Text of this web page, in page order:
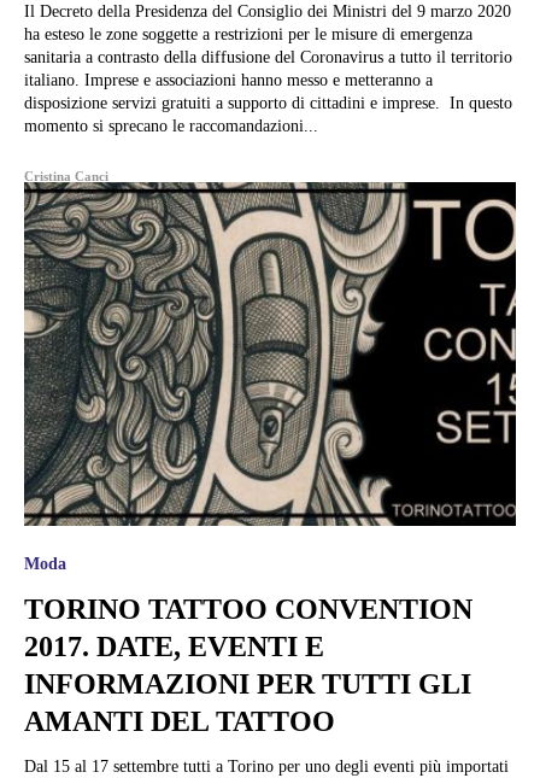
Il Decreto della Presidenza del Consiglio dei Ministri del 9 marzo 2020
ha esteso le zone soggette a restrizioni per le misure di emergenza
sanitaria a contrasto della diffusione del Coronavirus a tutto il territorio
italiano. Imprese e associazioni hanno messo e metteranno a
disposizione servizi gratuiti a supporto di cittadini e imprese. In questo
momento si sprecano le raccomandazioni...
Cristina Canci
Moda
TORINO TATTOO CONVENTION
2017. DATE, EVENTI E
INFORMAZIONI PER TUTTI GLI
AMANTI DEL TATTOO
Dal 15 al 17 settembre tutti a Torino per uno degli eventi più importati